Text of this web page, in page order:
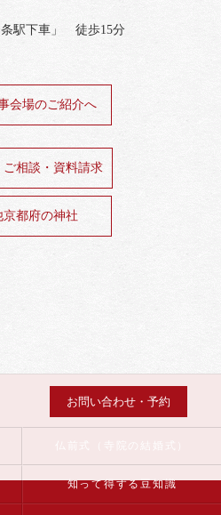
条駅下車」 徒歩15分
会場のご紹介へ
ご相談・資料請求
京都府の神社
お問い合わせ・予約
知って得する豆知識